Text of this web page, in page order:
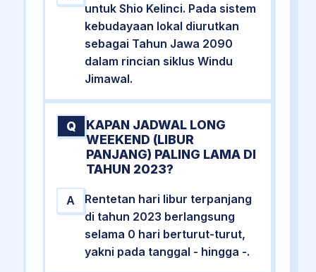
untuk Shio Kelinci. Pada sistem
kebudayaan lokal diurutkan
sebagai Tahun Jawa 2090
dalam rincian siklus Windu
Jimawal.
Q
KAPAN JADWAL LONG
WEEKEND (LIBUR
PANJANG) PALING LAMA DI
TAHUN 2023?
A
Rentetan hari libur terpanjang
di tahun 2023 berlangsung
selama 0 hari berturut-turut,
yakni pada tanggal - hingga -.